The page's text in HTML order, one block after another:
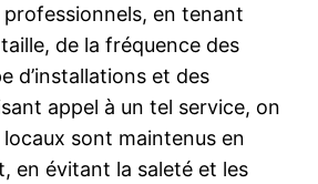
en tenant
de la fréquence des
d’installations et des
appel à un tel service, on
locaux sont maintenus en
en évitant la saleté et les